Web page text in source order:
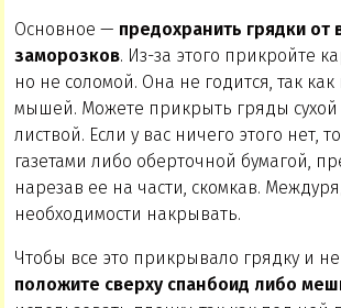
Основное — предохранить грядки от
заморозков. Из-за этого прикройте
но не соломой. Она не годится, так
мышей. Можете прикрыть гряды
листвой. Если у вас ничего этого нет,
газетами либо оберточной бумагой,
нарезав ее на части, скомкав.
необходимости накрывать.
Чтобы все это прикрывало грядку и не
положите сверху спанбоид либо